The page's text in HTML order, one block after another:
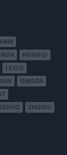
HONGQI
LEXUS
OMODA
ZENVO ZHIDOU